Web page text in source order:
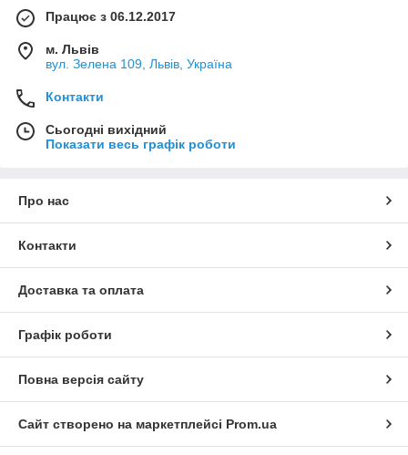
Працює з 06.12.2017
м. Львів
вул. Зелена 109, Львів, Україна
Контакти
Сьогодні вихідний
Показати весь графік роботи
Про нас
Контакти
Доставка та оплата
Графік роботи
Повна версія сайту
Сайт створено на маркетплейсі Prom.ua